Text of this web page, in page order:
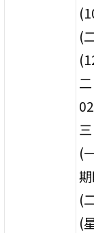
(
(
(
(